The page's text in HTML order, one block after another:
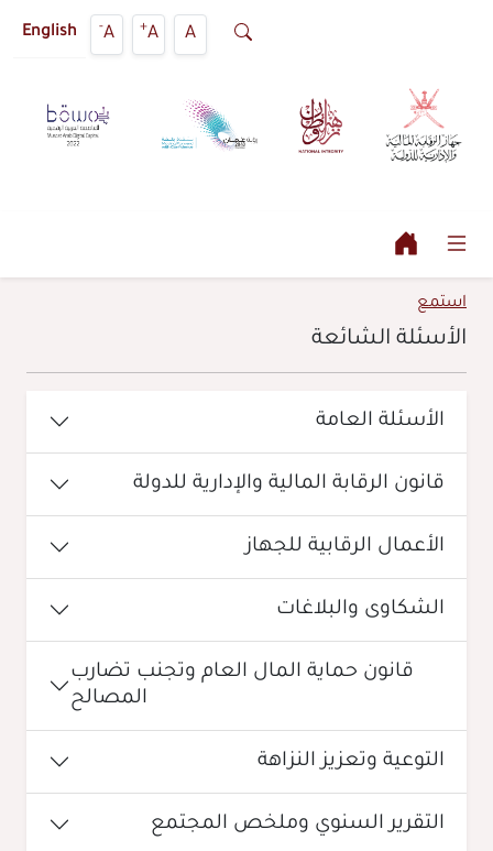
A
A
+
A
-
English
استمع
الأسئلة الشائعة
الأسئلة العامة
قانون الرقابة المالية والإدارية للدولة
الأعمال الرقابية للجهاز
الشكاوى والبلاغات
قانون حماية المال العام وتجنب تضارب
المصالح
التوعية وتعزيز النزاهة
التقرير السنوي وملخص المجتمع